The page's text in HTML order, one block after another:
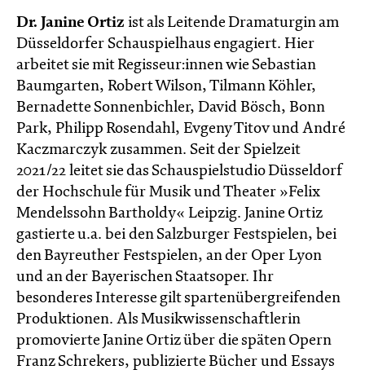
Dr. Janine Ortiz ist als Leitende Dramaturgin am
Düsseldorfer Schauspielhaus engagiert. Hier
arbeitet sie mit Regisseur:innen wie Sebastian
Baumgarten, Robert Wilson, Tilmann Köhler,
Bernadette Sonnenbichler, David Bösch, Bonn
Park, Philipp Rosendahl, Evgeny Titov und André
Kaczmarczyk zusammen. Seit der Spielzeit
2021/22 leitet sie das Schauspielstudio Düsseldorf
der Hochschule für Musik und Theater »Felix
Mendelssohn Bartholdy« Leipzig. Janine Ortiz
gastierte u.a. bei den Salzburger Festspielen, bei
den Bayreuther Festspielen, an der Oper Lyon
und an der Bayerischen Staatsoper. Ihr
besonderes Interesse gilt spartenübergreifenden
Produktionen. Als Musikwissenschaftlerin
promovierte Janine Ortiz über die späten Opern
Franz Schrekers, publizierte Bücher und Essays